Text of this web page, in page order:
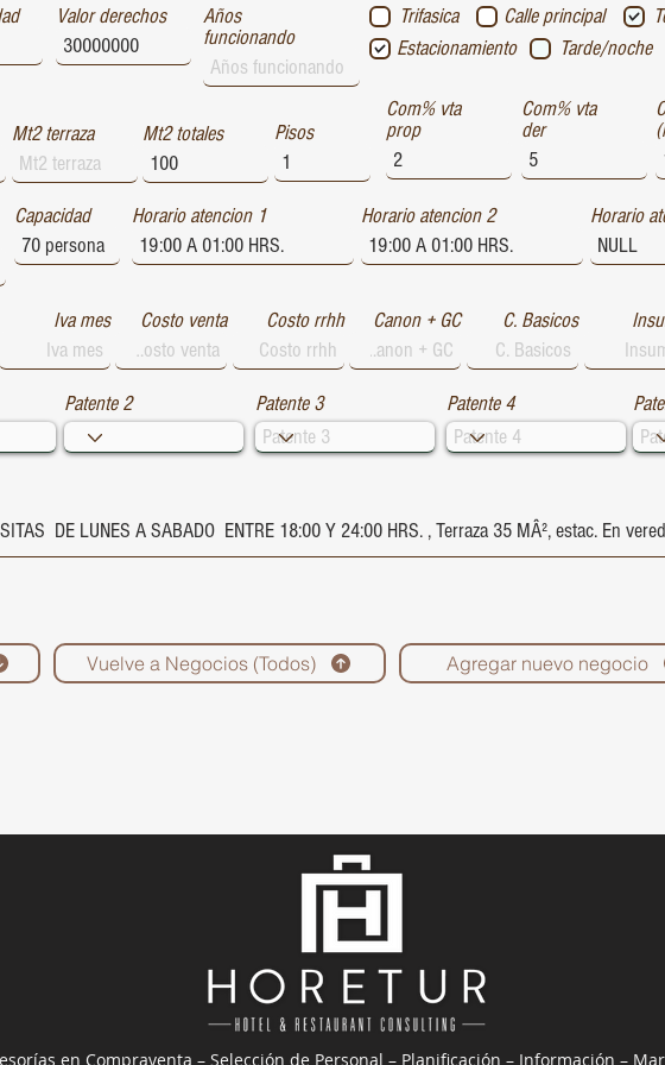
Valor derechos
Años
funcionando
Trifasica Calle principal
Estacionamiento
Tarde/noche
Mt2 terraza Mt2 totales Pisos
Com% vta
prop
Com% vta
der
Capacidad Horario atencion 1 Horario atencion 2 Horario
Iva mes Costo venta Costo rrhh Canon + GC C. Basicos
Patente 2 Patente 3 Patente 4
Vuelve a Negocios (Todos) Agregar nuevo negocio
en Compraventa – Selección de Personal – Planificación – Información –